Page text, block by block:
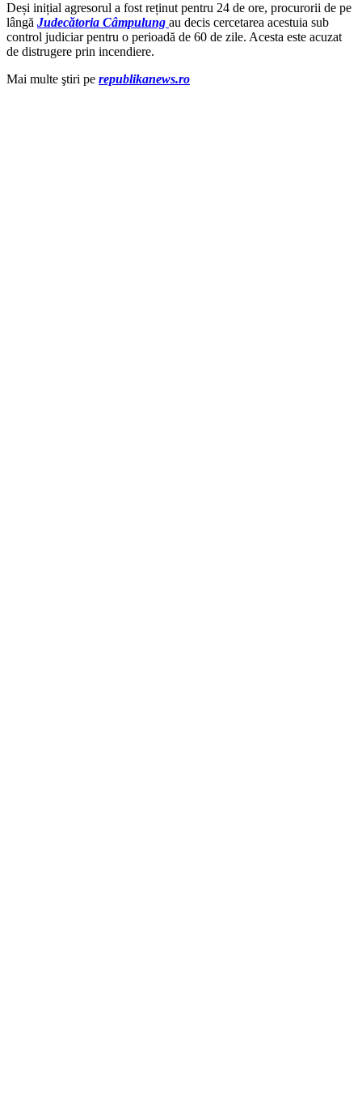
Deși inițial agresorul a fost reținut pentru 24 de ore, procurorii de pe
lângă Judecătoria Câmpulung au decis cercetarea acestuia sub
control judiciar pentru o perioadă de 60 de zile. Acesta este acuzat
de distrugere prin incendiere.
Mai multe ştiri pe republikanews.ro